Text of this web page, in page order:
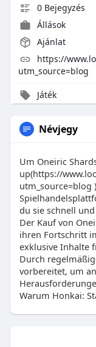
0 Bejegyzés
Állások
Ajánlat
https://
utm_source=blog
Játék
Névjegy
Um Oneiric
up(https://
utm_source=blog
du sie schnell
Der Kauf von
ihren Fortschritt
exklusive Inhalte
Durch
vorbereitet, um
Warum Honkai: